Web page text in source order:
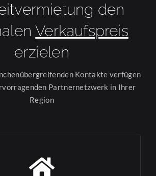
den
Verkaufspreis
erzielen
Kontakte verfügen
Partnernetzwerk in Ihrer
Region